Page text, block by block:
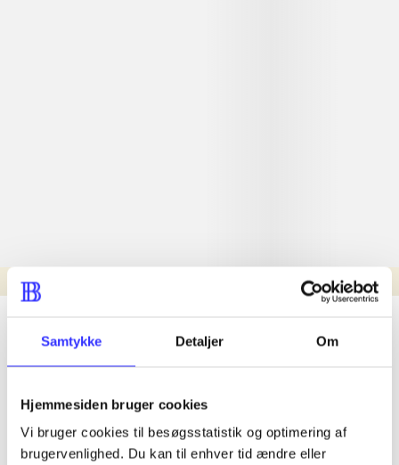
Samtykke Detaljer Om
Hjemmesiden bruger cookies
Vi bruger cookies til besøgsstatistik og optimering af
brugervenlighed. Du kan til enhver tid ændre eller
Nyhed
lorem ipsum dolor sit amet ...
lorem ipsum dolor sit amet ...
lorem ipsum dolor sit amet ...